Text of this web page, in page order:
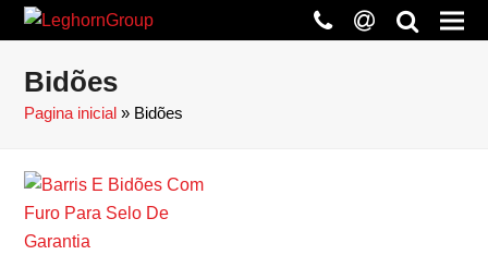
phone
at search
Bidões
Pagina inicial » Bidões